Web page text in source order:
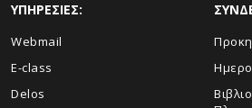
ΥΠΗΡΕΣΙΕΣ:
Webmail
E-class
Delos